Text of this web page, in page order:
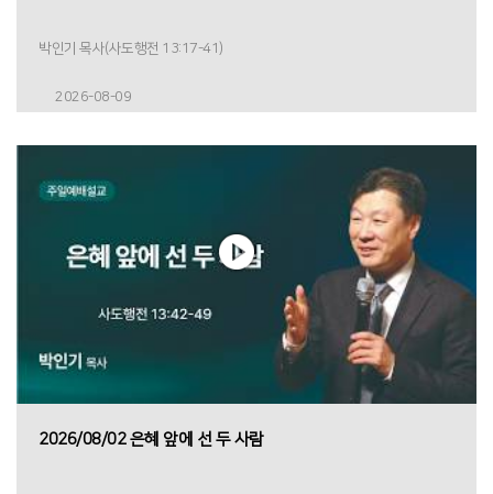
박인기 목사(사도행전 13:17-41)
2026-08-09
2026/08/02 은혜 앞에 선 두 사람